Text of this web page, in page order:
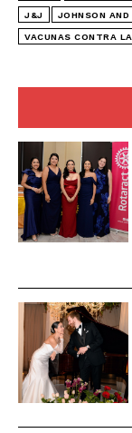
J&J JOHNSON
VACUNAS CONTRA